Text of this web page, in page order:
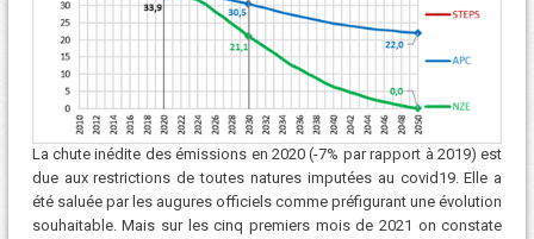
La chute inédite des émissions en 2020 (-7% par rapport à 2019) est
due aux restrictions de toutes natures imputées au covid19. Elle a
été saluée par les augures officiels comme préfigurant une évolution
souhaitable. Mais sur les cinq premiers mois de 2021 on constate